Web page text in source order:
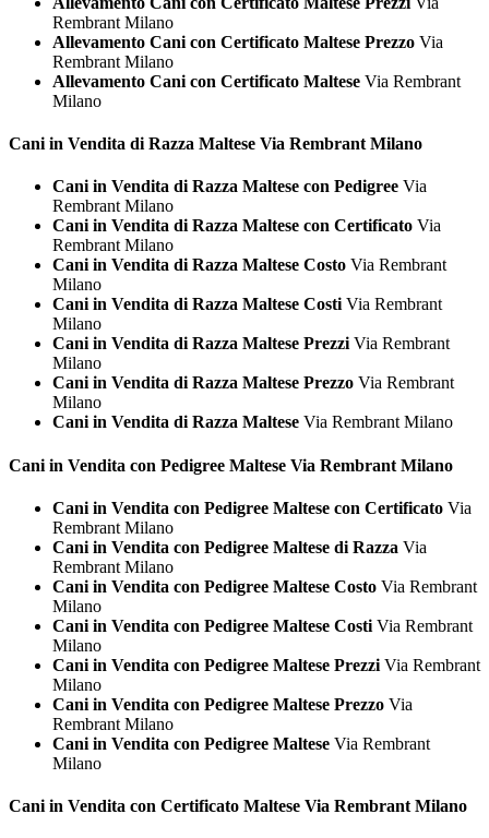
Rembrant Milano
Allevamento Cani con Certificato Maltese Prezzo Via
Rembrant Milano
Allevamento Cani con Certificato Maltese Via Rembrant
Milano
Cani in Vendita di Razza Maltese Via Rembrant Milano
Cani in Vendita di Razza Maltese con Pedigree Via
Rembrant Milano
Cani in Vendita di Razza Maltese con Certificato Via
Rembrant Milano
Cani in Vendita di Razza Maltese Costo Via Rembrant
Milano
Cani in Vendita di Razza Maltese CostiVia Rembrant
Milano
Cani in Vendita di Razza Maltese PrezziVia Rembrant
Milano
Cani in Vendita di Razza Maltese Prezzo Via Rembrant
Milano
Cani in Vendita di Razza Maltese Via Rembrant Milano
Cani in Vendita con Pedigree Maltese Via Rembrant Milano
Cani in Vendita con Pedigree Maltese con Certificato Via
Rembrant Milano
Cani in Vendita con Pedigree Maltese di Razza Via
Rembrant Milano
Cani in Vendita con Pedigree Maltese Costo Via Rembrant
Milano
Cani in Vendita con Pedigree Maltese Costi Via Rembrant
Milano
Cani in Vendita con Pedigree Maltese Prezzi Via Rembrant
Milano
Cani in Vendita con Pedigree Maltese Prezzo Via
Rembrant Milano
Cani in Vendita con Pedigree Maltese Via Rembrant
Milano
Cani in Vendita con Certificato Maltese Via Rembrant Milano